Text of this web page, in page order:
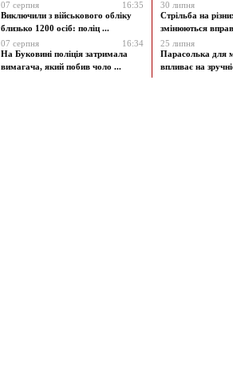
07 серпня
16:35
Виключили з військового обліку
близько 1200 осіб: поліц ...
07 серпня
16:34
На Буковині поліція затримала
вимагача, який побив чоло ...
30 липня
Стрільба на
змінюються
25 липня
Парасолька для
впливає на